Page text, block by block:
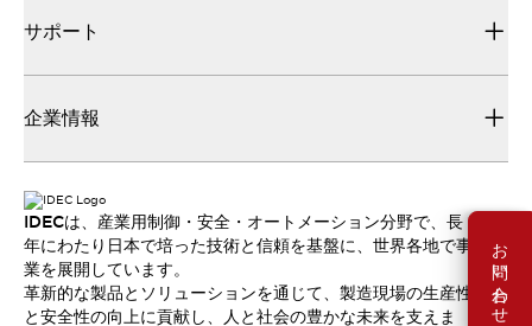
お問い合わせ
サポート
企業情報
IDECは、産業用制御・安全・オートメーション分野で、長
年にわたり日本で培った技術と信頼を基盤に、世界各地で事
業を展開しています。
革新的な製品とソリューションを通じて、製造現場の生産性
と安全性の向上に貢献し、人と社会の豊かな未来を支えま